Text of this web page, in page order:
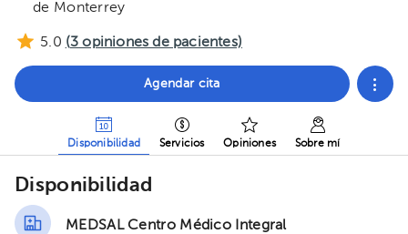
de Monterrey
5.0 (3 opiniones de pacientes)
Agendar cita
Disponibilidad Servicios Opiniones Sobre mí
Disponibilidad
MEDSAL Centro Médico Integral